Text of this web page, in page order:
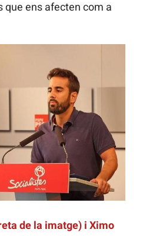
que ens afecten com a
de la imatge) i Ximo